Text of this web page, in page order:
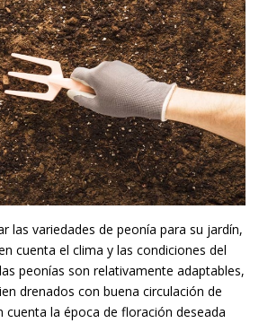
las variedades de peonía para su jardín,
cuenta el clima y las condiciones del
peonías son relativamente adaptables,
drenados con buena circulación de
cuenta la época de floración deseada